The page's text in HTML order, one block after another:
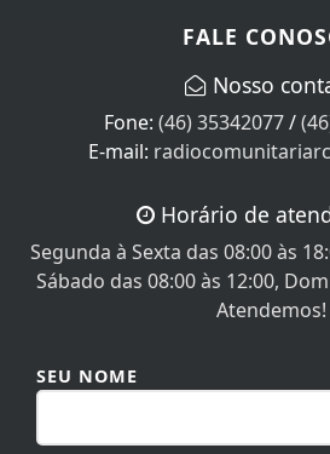
FALE
Nosso
Fone: (46) 35342077/
E-mail:
Horário de
Segunda à Sexta das 08:00 às
Sábado das 08:00 às 12:00,
Atendemos!
SEU NOME